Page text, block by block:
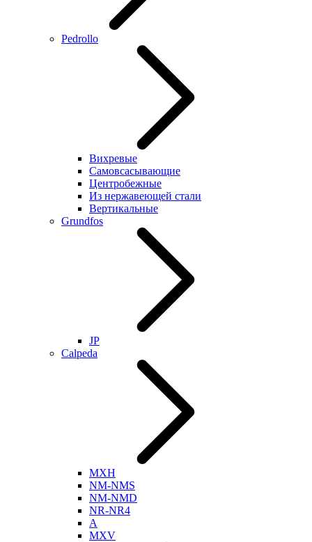
Pedrollo
Вихревые
Самовсасывающие
Центробежные
Из нержавеющей стали
Вертикальные
Grundfos
JP
Calpeda
MXH
NM-NMS
NM-NMD
NR-NR4
A
MXV